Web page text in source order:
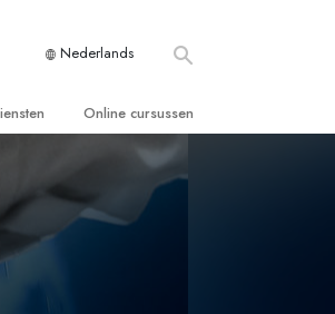
Nederlands
Online cursussen
Conflicten moet Oplossen
van het Bestaan
van Begrip
voor een Gevaarlijke